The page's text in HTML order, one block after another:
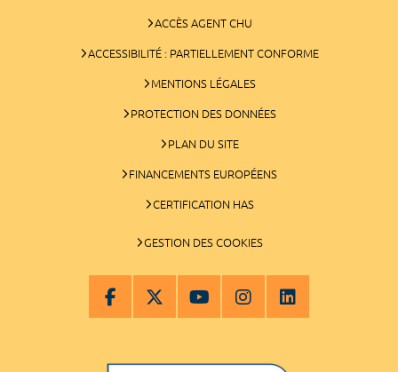
ACCÈS AGENT CHU
ACCESSIBILITÉ : PARTIELLEMENT CONFORME
MENTIONS LÉGALES
PROTECTION DES DONNÉES
PLAN DU SITE
FINANCEMENTS EUROPÉENS
CERTIFICATION HAS
GESTION DES COOKIES